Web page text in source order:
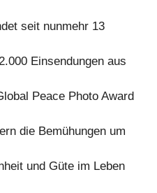
seit nunmehr 13
Einsendungen aus
Peace Photo Award
die Bemühungen um
und Güte im Leben